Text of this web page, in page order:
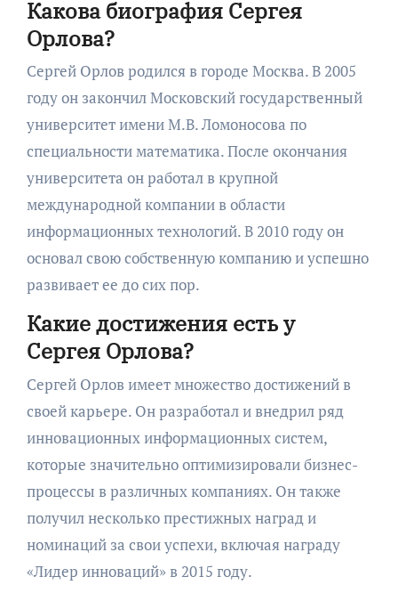
Какова биография Сергея
Орлова?
Сергей Орлов родился в городе Москва. В 2005
году он закончил Московский государственный
университет имени М.В. Ломоносова по
специальности математика. После окончания
университета он работал в крупной
международной компании в области
информационных технологий. В 2010 году он
основал свою собственную компанию и успешно
развивает ее до сих пор.
Какие достижения есть у
Сергея Орлова?
Сергей Орлов имеет множество достижений в
своей карьере. Он разработал и внедрил ряд
инновационных информационных систем,
которые значительно оптимизировали бизнес-
процессы в различных компаниях. Он также
получил несколько престижных наград и
номинаций за свои успехи, включая награду
«Лидер инноваций» в 2015 году.